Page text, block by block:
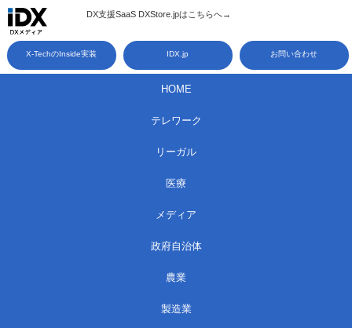
コ
ン
テ
DX支援SaaS DXStore.jpはこちらへ→​
X-TechのInside実装 IDX.jp お問い合わせ
HOME
テレワーク
リーガル
医療
メディア
政府自治体
農業
製造業